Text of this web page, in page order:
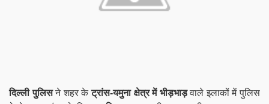
दिल्ली पुलिसने शहर केट्रांस-यमुना क्षेत्र में भीड़भाड़वाले इलाकों में पुलिस